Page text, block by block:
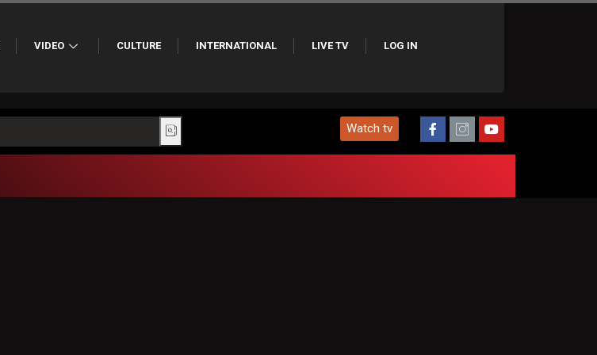
VIDEO CULTURE INTERNATIONAL LIVE TV LOG IN
Watch tv